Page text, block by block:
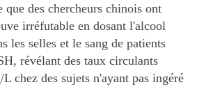
que des chercheurs chinois ont
irréfutable en dosant l'alcool
les selles et le sang de patients
révélant des taux circulants
chez des sujets n'ayant pas ingéré